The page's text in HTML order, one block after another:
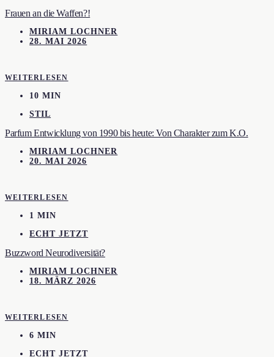
Frauen an die Waffen?!
MIRIAM LOCHNER
28. MAI 2026
WEITERLESEN
10 MIN
STIL
Parfum Entwicklung von 1990 bis heute: Von Charakter zum K.O.
MIRIAM LOCHNER
20. MAI 2026
WEITERLESEN
1 MIN
ECHT JETZT
Buzzword Neurodiversität?
MIRIAM LOCHNER
18. MÄRZ 2026
WEITERLESEN
6 MIN
ECHT JETZT